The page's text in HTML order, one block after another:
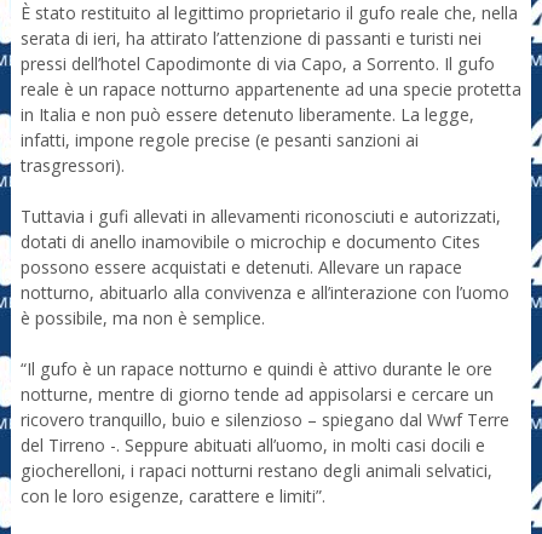
È stato restituito al legittimo proprietario il gufo reale che, nella
serata di ieri, ha attirato l’attenzione di passanti e turisti nei
pressi dell’hotel Capodimonte di via Capo, a Sorrento. Il gufo
reale è un rapace notturno appartenente ad una specie protetta
in Italia e non può essere detenuto liberamente. La legge,
infatti, impone regole precise (e pesanti sanzioni ai
trasgressori).
Tuttavia i gufi allevati in allevamenti riconosciuti e autorizzati,
dotati di anello inamovibile o microchip e documento Cites
possono essere acquistati e detenuti. Allevare un rapace
notturno, abituarlo alla convivenza e all’interazione con l’uomo
è possibile, ma non è semplice.
“Il gufo è un rapace notturno e quindi è attivo durante le ore
notturne, mentre di giorno tende ad appisolarsi e cercare un
ricovero tranquillo, buio e silenzioso – spiegano dal Wwf Terre
del Tirreno -. Seppure abituati all’uomo, in molti casi docili e
giocherelloni, i rapaci notturni restano degli animali selvatici,
con le loro esigenze, carattere e limiti”.